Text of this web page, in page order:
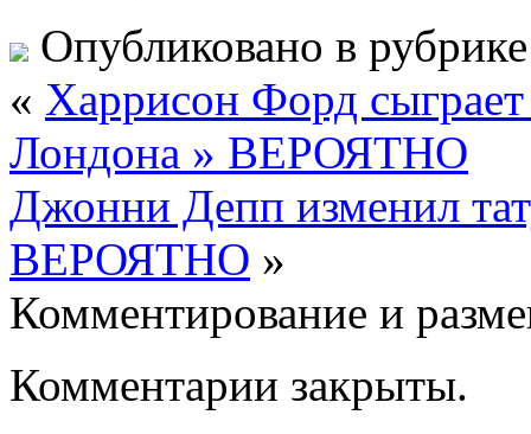
Опубликовано в
« Харрисон Форд
Лондона » ВЕРОЯТНО
Джонни Депп изменил
ВЕРОЯТНО »
Комментирование и
Комментарии закрыты.